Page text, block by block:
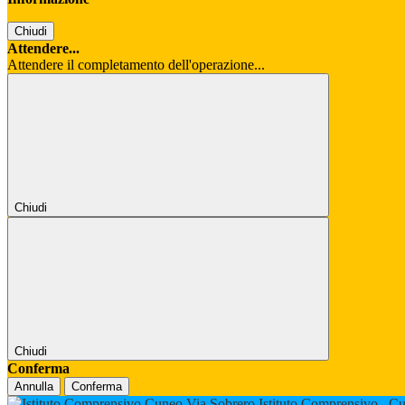
Chiudi
Attendere...
Attendere il completamento dell'operazione...
Chiudi
Chiudi
Conferma
Annulla Conferma